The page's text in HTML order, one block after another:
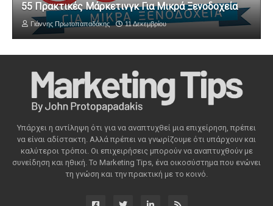
55 Πρακτικές Μάρκετινγκ Για Μικρά Ξενοδοχεία
Γιάννης Πρωτοπαπαδάκης 11 Δεκεμβρίου
Υπάρχει η αντίληψη ότι για να αναπτυχθεί μια επιχείρηση, πρέπει
να είναι αδίστακτη. Αλλά πρέπει να γνωρίζουμε ότι υπάρχουν και
καλύτεροι τρόποι. Οι επιχειρήσεις μπορούν να αναπτυχθούν με
συνείδηση ​​και ηθική. Το Marketing Tips, ένα οικοσύστημα που ενώνει
τη γνώση και την πρακτική με το κοινό.